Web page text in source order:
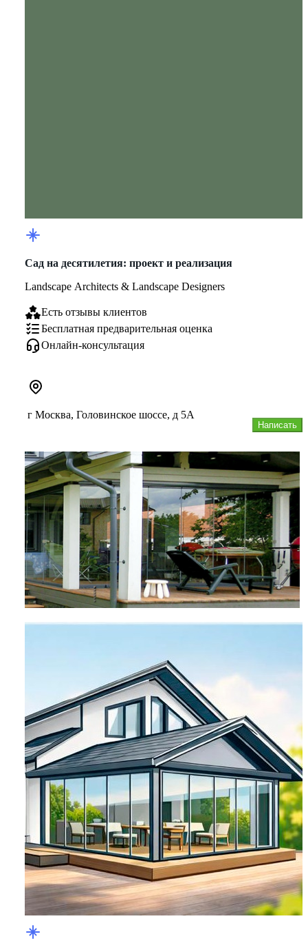
Сад на десятилетия: проект и реализация
Landscape Architects & Landscape Designers
Есть отзывы клиентов
Бесплатная предварительная оценка
Онлайн-консультация
Написать
г Москва, Головинское шоссе, д 5А